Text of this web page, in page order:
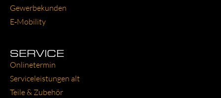
Gewer­be­kun­den
E‑Mobility
SERVICE
Online­ter­min
Ser­vice­leis­tun­gen alt
Tei­le & Zube­hör